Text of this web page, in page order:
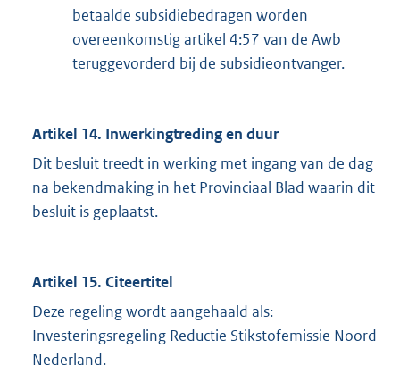
betaalde subsidiebedragen worden
overeenkomstig artikel 4:57 van de Awb
teruggevorderd bij de subsidieontvanger.
Artikel 14. Inwerkingtreding en duur
Dit besluit treedt in werking met ingang van de dag
na bekendmaking in het Provinciaal Blad waarin dit
besluit is geplaatst.
Artikel 15. Citeertitel
Deze regeling wordt aangehaald als:
Investeringsregeling Reductie Stikstofemissie Noord-
Nederland.